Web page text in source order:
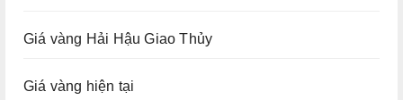
Giá vàng Hải Hậu Giao Thủy
Giá vàng hiện tại